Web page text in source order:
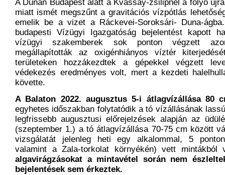
A Dunán Budapest alatt a Kvassay-zsilipnél a folyó
miatt ismét megszűnt a gravitációs vízpótlás
emelik be a vizet a Ráckevei-Soroksári- Duna-
budapesti Vízügyi Igazgatóság bejelentést kapott
vízügyi szakemberek sok ponton végzett
megállapították az oxigénhiányos víztér
területeken hozzákezdtek a gépekkel végzett
védekezés eredményes volt, mert a kezdeti
követte.
A Balaton 2022. augusztus 5-i átlagvízállása 80
egyhetes időszakban folytatódik a tó vízállásának
legfrissebb augusztusi előrejelzések alapján az
(szeptember 1.) a tó átlagvízállása 70-75 cm között
vizsgálatát jelenleg heti egy alkalommal, 5
valamint a Zala-torkolat környékén) vett mintákból
algavirágzásokat a mintavétel során nem
bejelentések sem érkeztek.